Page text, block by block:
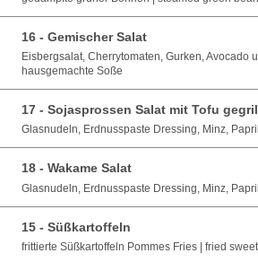
16 - Gemischer Salat
Eisbergsalat, Cherrytomaten, Gurken, Avocado
hausgemachte Soße
17 - Sojasprossen Salat mit Tofu
Glasnudeln, Erdnusspaste Dressing, Minz,
18 - Wakame Salat
Glasnudeln, Erdnusspaste Dressing, Minz,
15 - Süßkartoffeln
frittierte Süßkartoffeln Pommes Fries | fried